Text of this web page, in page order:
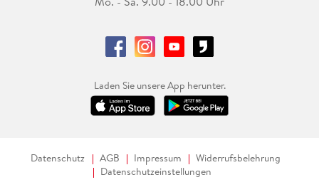
Laden Sie unsere App herunter.
Datenschutz AGB Impressum
Widerrufsbelehrung
Datenschutzeinstellungen